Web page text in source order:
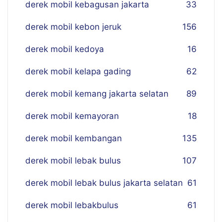
derek mobil kebagusan jakarta 33
derek mobil kebon jeruk 156
derek mobil kedoya 16
derek mobil kelapa gading 62
derek mobil kemang jakarta selatan 89
derek mobil kemayoran 18
derek mobil kembangan 135
derek mobil lebak bulus 107
derek mobil lebak bulus jakarta selatan 61
derek mobil lebakbulus 61